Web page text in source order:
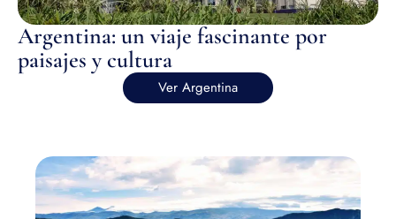
Argentina: un viaje fascinante por
paisajes y cultura
Ver Argentina